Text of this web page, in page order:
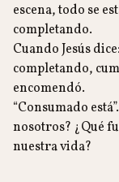
escena, todo se
completando.
Cuando Jesús
completando,
encomendó.
“Consumado
nosotros? ¿Qué
nuestra vida?